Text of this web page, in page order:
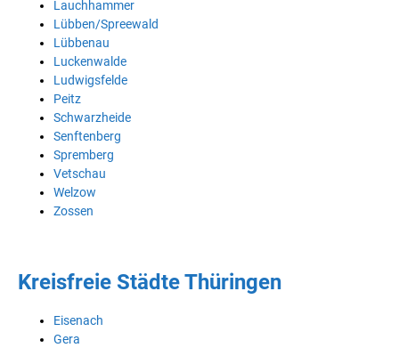
Lauchhammer
Lübben/Spreewald
Lübbenau
Luckenwalde
Ludwigsfelde
Peitz
Schwarzheide
Senftenberg
Spremberg
Vetschau
Welzow
Zossen
Kreisfreie Städte Thüringen
Eisenach
Gera